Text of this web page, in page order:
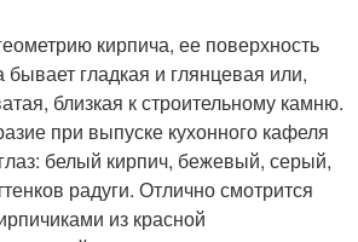
кирпича, ее поверхность
бывает гладкая и глянцевая или,
близкая к строительному камню.
при выпуске кухонного кафеля
белый кирпич, бежевый, серый,
радуги. Отлично смотрится
из красной